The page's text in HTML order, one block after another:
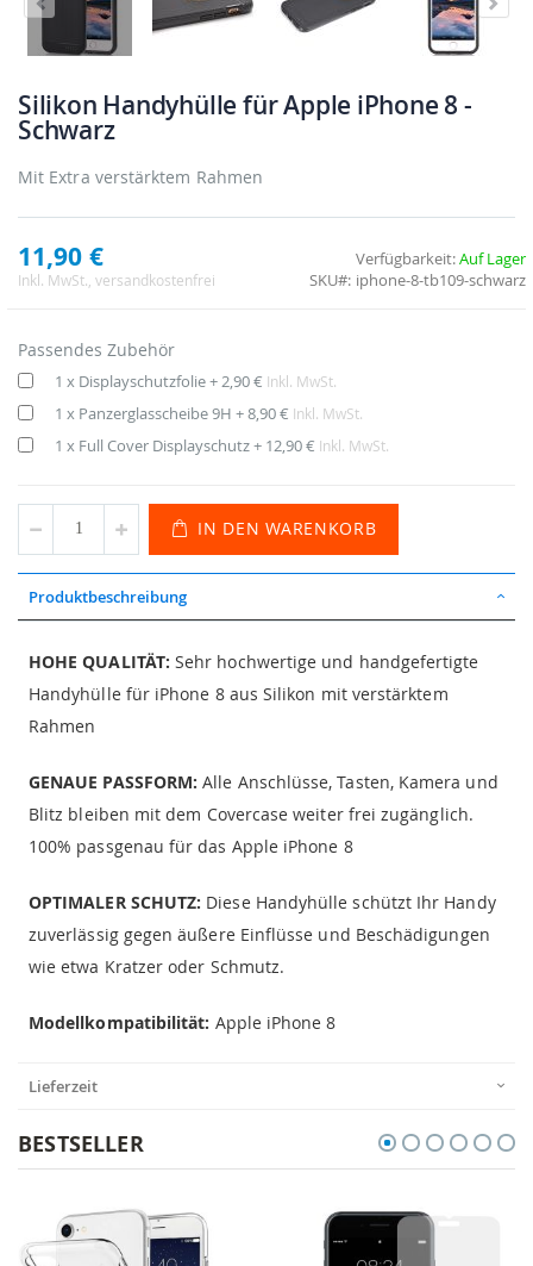
Silikon Handyhülle für Apple iPhone 8 -
Schwarz
Mit Extra verstärktem Rahmen
11,90 €
Inkl. MwSt. , versandkostenfrei
Verfügbarkeit:Auf Lager
SKU
iphone-8-tb109-schwarz
Passendes Zubehör
1 x Displayschutzfolie+ 2,90 € Inkl. MwSt.
1 x Panzerglasscheibe 9H +8,90 € Inkl. MwSt.
1 x Full Cover Displayschutz+ 12,90 € Inkl. MwSt.
IN DEN WARENKORB
Produktbeschreibung
HOHE QUALITÄT: Sehr hochwertige und handgefertigte
Handyhülle für iPhone 8 aus Silikon mit verstärktem
Rahmen
GENAUE PASSFORM: Alle Anschlüsse, Tasten, Kamera und
Blitz bleiben mit dem Covercase weiter frei zugänglich.
100% passgenau für das Apple iPhone 8
OPTIMALER SCHUTZ: Diese Handyhülle schützt Ihr Handy
zuverlässig gegen äußere Einflüsse und Beschädigungen
wie etwa Kratzer oder Schmutz.
Modellkompatibilität: Apple iPhone 8
Lieferzeit
BESTSELLER